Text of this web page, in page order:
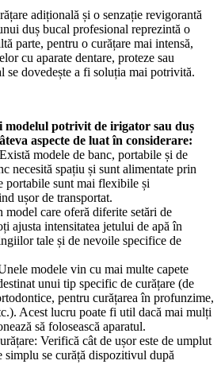
adițională și o senzație revigorantă
duș bucal profesional reprezintă o
parte, pentru o curățare mai intensă,
cu aparate dentare, proteze sau
dovedește a fi soluția mai potrivită.
modelul potrivit de irigator sau duș
aspecte de luat în considerare:
modele de banc, portabile și de
necesită spațiu și sunt alimentate prin
portabile sunt mai flexibile și
ușor de transportat.
model care oferă diferite setări de
ajusta intensitatea jetului de apă în
tale și de nevoile specifice de
modele vin cu mai multe capete
unui tip specific de curățare (de
pentru curățarea în profunzime,
Acest lucru poate fi util dacă mai mulți
să folosească aparatul.
Verifică cât de ușor este de umplut
simplu se curăță dispozitivul după